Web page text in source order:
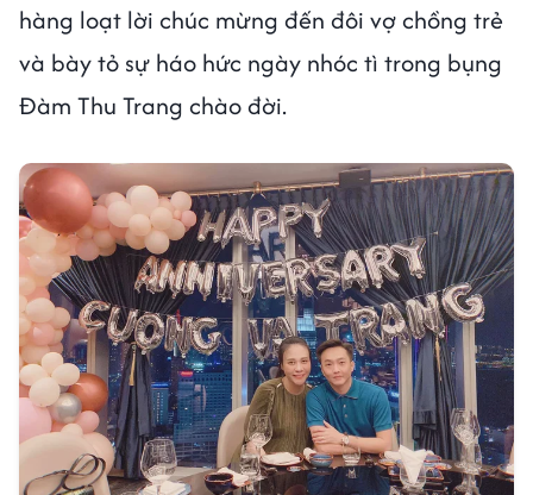
hàng loạt lời chúc mừng đến đôi vợ chồng trẻ
và bày tỏ sự háo hức ngày nhóc tì trong bụng
Đàm Thu Trang chào đời.